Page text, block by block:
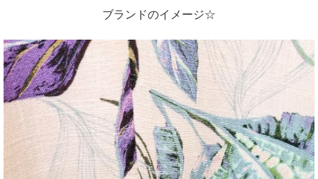
ブランドのイメージ☆